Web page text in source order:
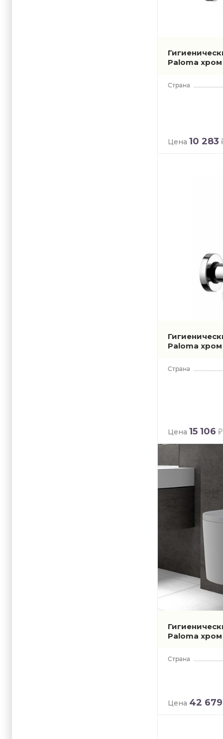
Paloma хром
Цена 10 283
Paloma хром
Цена 15 106
Paloma хром
Цена 42 679